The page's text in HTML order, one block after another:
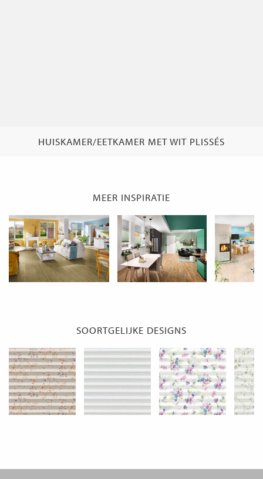
HUISKAMER/EETKAMER MET WIT PLISSÉS
MEER INSPIRATIE
SOORTGELIJKE DESIGNS